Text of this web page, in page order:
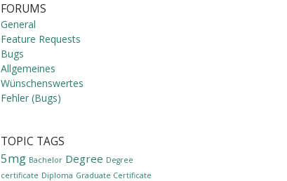
FORUMS
General
Feature Requests
Bugs
Allgemeines
Wünschenswertes
Fehler (Bugs)
TOPIC TAGS
5mg Bachelor Degree Degree
certificate Diploma Graduate Certificate